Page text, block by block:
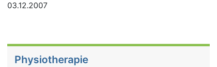
03.12.2007
Physiotherapie